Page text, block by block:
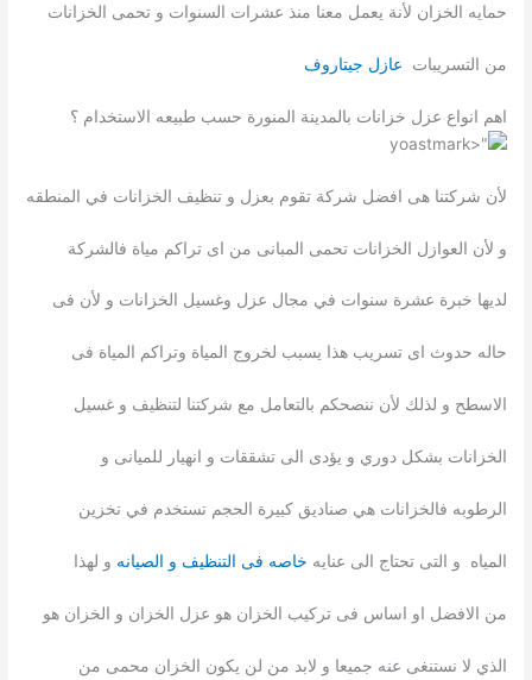
حمايه الخزان لأنة يعمل معنا منذ عشرات السنوات و تحمى الخزانات
من التسريبات عازل جيتاروف
اهم انواع عزل خزانات بالمدينة المنورة حسب طبيعه الاستخدام ؟
لأن شركتنا هى افضل شركة تقوم بعزل و تنظيف الخزانات في المنطقه
و لأن العوازل الخزانات تحمى المبانى من اى تراكم مياة فالشركة
لديها خبرة عشرة سنوات في مجال عزل وغسيل الخزانات و لأن فى
حاله حدوث اى تسريب هذا يسبب لخروج المياة وتراكم المياة فى
الاسطح و لذلك لأن ننصحكم بالتعامل مع شركتنا لتنظيف و غسيل
الخزانات بشكل دوري و يؤدى الى تشققات و انهيار للميانى و
الرطوبه فالخزانات هي صناديق كبيرة الحجم تستخدم في تخزين
المياه و التى تحتاج الى عنايه خاصه فى التنظيف و الصيانه و لهذا
من الافضل او اساس فى تركيب الخزان هو عزل الخزان و الخزان هو
الذي لا نستنغى عنه جميعا و لابد من لن يكون الخزان محمى من